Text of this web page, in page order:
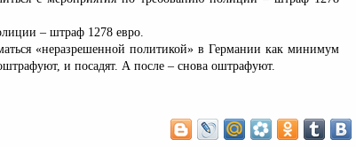
– штраф 1278 евро.
«неразрешенной политикой» в Германии как минимум
и посадят. А после – снова оштрафуют.